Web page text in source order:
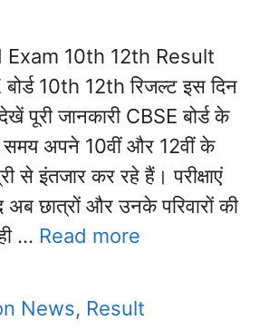
Exam 10th 12th Result
10th 12th रिजल्ट इस दिन
देखें पूरी जानकारी CBSE बोर्ड के
समय अपने 10वीं और 12वीं के
से इंतजार कर रहे हैं। परीक्षाएं
अब छात्रों और उनके परिवारों की
… Read more
News, Result